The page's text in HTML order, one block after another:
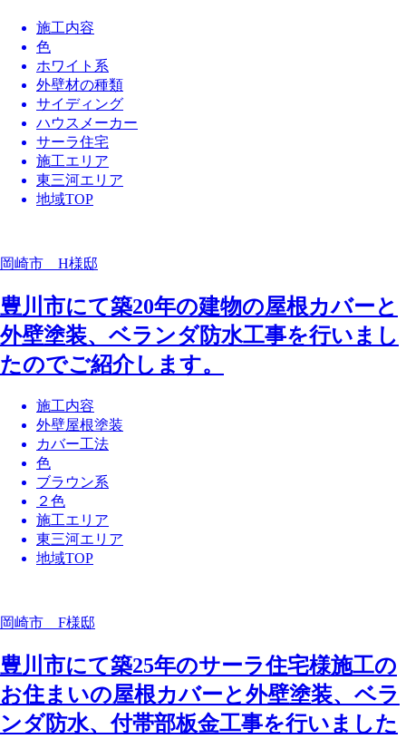
施工内容
色
ホワイト系
外壁材の種類
サイディング
ハウスメーカー
サーラ住宅
施工エリア
東三河エリア
地域TOP
岡崎市 H様邸
豊川市にて築20年の建物の屋根カバーと
外壁塗装、ベランダ防水工事を行いまし
たのでご紹介します。
施工内容
外壁屋根塗装
カバー工法
色
ブラウン系
２色
施工エリア
東三河エリア
地域TOP
岡崎市 F様邸
豊川市にて築25年のサーラ住宅様施工の
お住まいの屋根カバーと外壁塗装、ベラ
ンダ防水、付帯部板金工事を行いました